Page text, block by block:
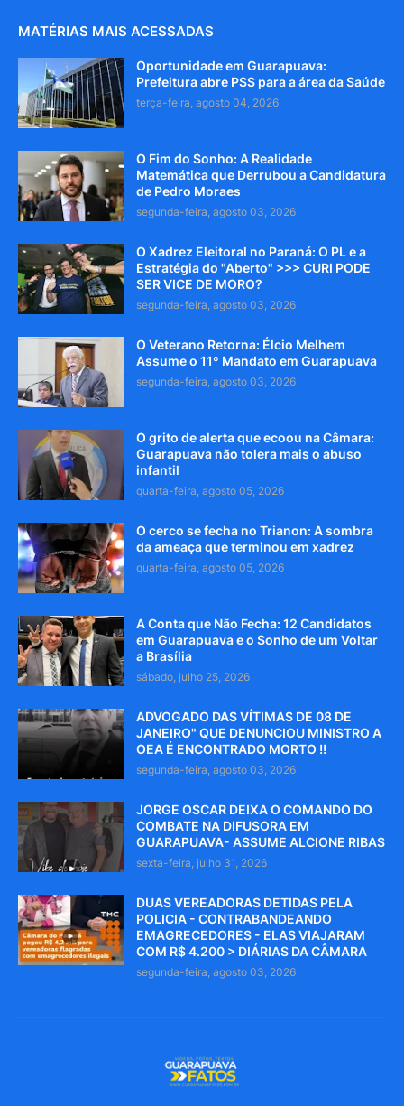
MATÉRIAS MAIS ACESSADAS
Oportunidade em Guarapuava:
Prefeitura abre PSS para a área da Saúde
terça-feira, agosto 04, 2026
O Fim do Sonho: A Realidade
Matemática que Derrubou a Candidatura
de Pedro Moraes
segunda-feira, agosto 03, 2026
O Xadrez Eleitoral no Paraná: O PL e a
Estratégia do "Aberto" >>> CURI PODE
SER VICE DE MORO?
segunda-feira, agosto 03, 2026
O Veterano Retorna: Élcio Melhem
Assume o 11º Mandato em Guarapuava
segunda-feira, agosto 03, 2026
O grito de alerta que ecoou na Câmara:
Guarapuava não tolera mais o abuso
infantil
quarta-feira, agosto 05, 2026
O cerco se fecha no Trianon: A sombra
da ameaça que terminou em xadrez
quarta-feira, agosto 05, 2026
A Conta que Não Fecha: 12 Candidatos
em Guarapuava e o Sonho de um Voltar
a Brasília
sábado, julho 25, 2026
ADVOGADO DAS VÍTIMAS DE 08 DE
JANEIRO" QUE DENUNCIOU MINISTRO A
OEA É ENCONTRADO MORTO !!
segunda-feira, agosto 03, 2026
JORGE OSCAR DEIXA O COMANDO DO
COMBATE NA DIFUSORA EM
GUARAPUAVA- ASSUME ALCIONE RIBAS
sexta-feira, julho 31, 2026
DUAS VEREADORAS DETIDAS PELA
POLICIA - CONTRABANDEANDO
EMAGRECEDORES - ELAS VIAJARAM
COM R$ 4.200 > DIÁRIAS DA CÂMARA
segunda-feira, agosto 03, 2026